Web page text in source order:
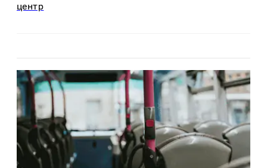
центр